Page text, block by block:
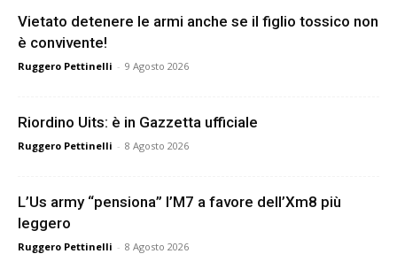
Vietato detenere le armi anche se il figlio tossico non
è convivente!
Ruggero Pettinelli - 9 Agosto 2026
Riordino Uits: è in Gazzetta ufficiale
Ruggero Pettinelli - 8 Agosto 2026
L’Us army “pensiona” l’M7 a favore dell’Xm8 più
leggero
Ruggero Pettinelli - 8 Agosto 2026